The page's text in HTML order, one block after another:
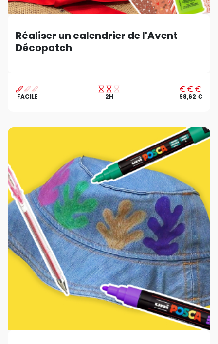
Réaliser un calendrier de l'Avent
Décopatch
FACILE 2H 98,62 €